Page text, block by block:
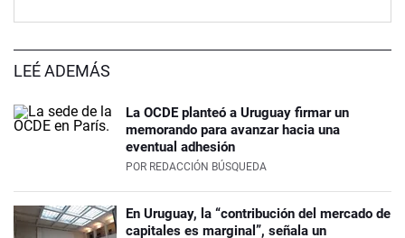
LEÉ ADEMÁS
La OCDE planteó a Uruguay firmar un
memorando para avanzar hacia una
eventual adhesión
POR REDACCIÓN BÚSQUEDA
En Uruguay, la “contribución del mercado de
capitales es marginal”, señala un